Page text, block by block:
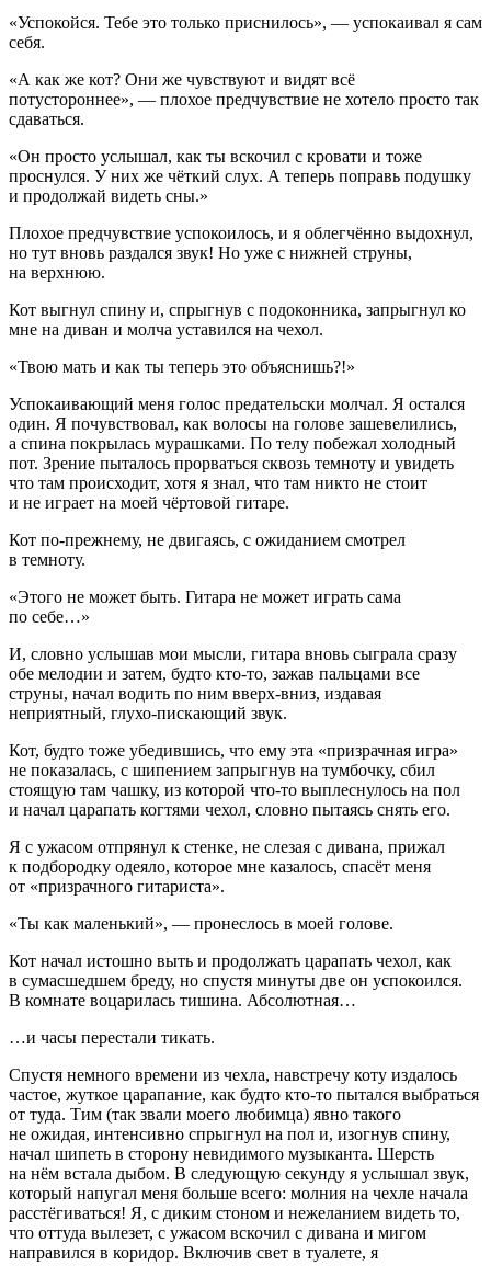
«Успокойся. Тебе это только приснилось», — успокаивал я сам
себя.
«А как же кот? Они же чувствуют и видят всё
потустороннее», — плохое предчувствие не хотело просто так
сдаваться.
«Он просто услышал, как ты вскочил с кровати и тоже
проснулся. У них же чёткий слух. А теперь поправь подушку
и продолжай видеть сны.»
Плохое предчувствие успокоилось, и я облегчённо выдохнул,
но тут вновь раздался звук! Но уже с нижней струны,
на верхнюю.
Кот выгнул спину и, спрыгнув с подоконника, запрыгнул ко
мне на диван и молча уставился на чехол.
«Твою мать и как ты теперь это объяснишь?!»
Успокаивающий меня голос предательски молчал. Я остался
один. Я почувствовал, как волосы на голове зашевелились,
а спина покрылась мурашками. По телу побежал холодный
пот. Зрение пыталось прорваться сквозь темноту и увидеть
что там происходит, хотя я знал, что там никто не стоит
и не играет на моей чёртовой гитаре.
Кот по-прежнему, не двигаясь, с ожиданием смотрел
в темноту.
«Этого не может быть. Гитара не может играть сама
по себе…»
И, словно услышав мои мысли, гитара вновь сыграла сразу
обе мелодии и затем, будто кто-то, зажав пальцами все
струны, начал водить по ним вверх-вниз, издавая
неприятный, глухо-пискающий звук.
Кот, будто тоже убедившись, что ему эта «призрачная игра»
не показалась, с шипением запрыгнув на тумбочку, сбил
стоящую там чашку, из которой что-то выплеснулось на пол
и начал царапать когтями чехол, словно пытаясь снять его.
Я с ужасом отпрянул к стенке, не слезая с дивана, прижал
к подбородку одеяло, которое мне казалось, спасёт меня
от «призрачного гитариста».
«Ты как маленький», — пронеслось в моей голове.
Кот начал истошно выть и продолжать царапать чехол, как
в сумасшедшем бреду, но спустя минуты две он успокоился.
В комнате воцарилась тишина. Абсолютная…
…и часы перестали тикать.
Спустя немного времени из чехла, навстречу коту издалось
частое, жуткое царапание, как будто кто-то пытался выбраться
от туда. Тим (так звали моего любимца) явно такого
не ожидая, интенсивно спрыгнул на пол и, изогнув спину,
начал шипеть в сторону невидимого музыканта. Шерсть
на нём встала дыбом. В следующую секунду я услышал звук,
который напугал меня больше всего: молния на чехле начала
расстёгиваться! Я, с диким стоном и нежеланием видеть то,
что оттуда вылезет, с ужасом вскочил с дивана и мигом
направился в коридор. Включив свет в туалете, я